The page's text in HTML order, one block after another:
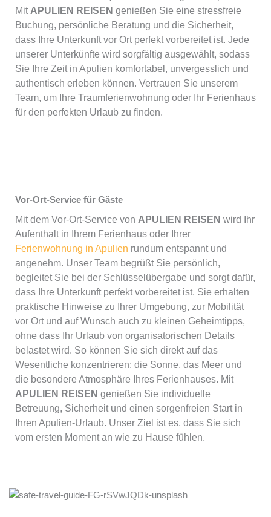
Mit APULIEN REISEN genießen Sie eine stressfreie
Buchung, persönliche Beratung und die Sicherheit,
dass Ihre Unterkunft vor Ort perfekt vorbereitet ist. Jede
unserer Unterkünfte wird sorgfältig ausgewählt, sodass
Sie Ihre Zeit in Apulien komfortabel, unvergesslich und
authentisch erleben können. Vertrauen Sie unserem
Team, um Ihre Traumferienwohnung oder Ihr Ferienhaus
für den perfekten Urlaub zu finden.
Vor-Ort-Service für Gäste
Mit dem Vor-Ort-Service von APULIEN REISEN wird Ihr
Aufenthalt in Ihrem Ferienhaus oder Ihrer
Ferienwohnung in Apulien rundum entspannt und
angenehm. Unser Team begrüßt Sie persönlich,
begleitet Sie bei der Schlüsselübergabe und sorgt dafür,
dass Ihre Unterkunft perfekt vorbereitet ist. Sie erhalten
praktische Hinweise zu Ihrer Umgebung, zur Mobilität
vor Ort und auf Wunsch auch zu kleinen Geheimtipps,
ohne dass Ihr Urlaub von organisatorischen Details
belastet wird. So können Sie sich direkt auf das
Wesentliche konzentrieren: die Sonne, das Meer und
die besondere Atmosphäre Ihres Ferienhauses. Mit
APULIEN REISEN genießen Sie individuelle
Betreuung, Sicherheit und einen sorgenfreien Start in
Ihren Apulien-Urlaub. Unser Ziel ist es, dass Sie sich
vom ersten Moment an wie zu Hause fühlen.